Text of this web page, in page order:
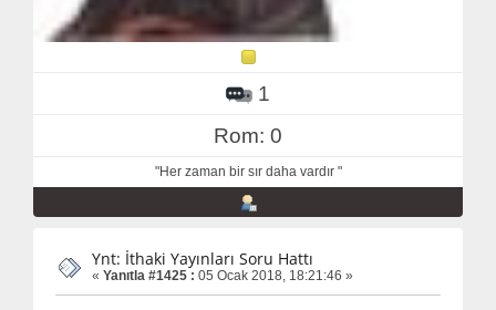
1
Rom: 0
"Her zaman bir sır daha vardır "
Ynt: İthaki Yayınları Soru Hattı
« Yanıtla #1425 : 05 Ocak 2018, 18:21:46 »